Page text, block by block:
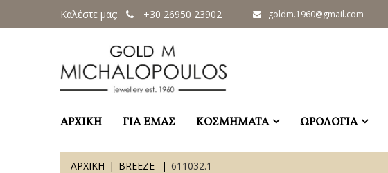
Καλέστε μας: +30 26950 23902 goldm.1960@gmail.com
ΑΡΧΙΚΗ ΓΙΑ ΕΜΑΣ ΚΟΣΜΗΜΑΤΑ ΩΡΟΛΟΓΙΑ
ΑΡΧΙΚΗ BREEZE 611032.1